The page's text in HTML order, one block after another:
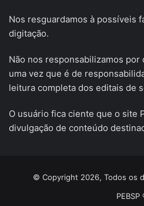
Nos resguardamos à possíveis
digitação.
Não nos responsabilizamos
uma vez que é de
leitura completa dos editais de
O usuário fica ciente que o site
divulgação de conteúdo
© Copyright 2026, Todos os
PEBSP